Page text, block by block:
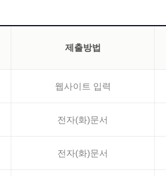
제출방법
웹사이트 입력
전자(화)문서
전자(화)문서